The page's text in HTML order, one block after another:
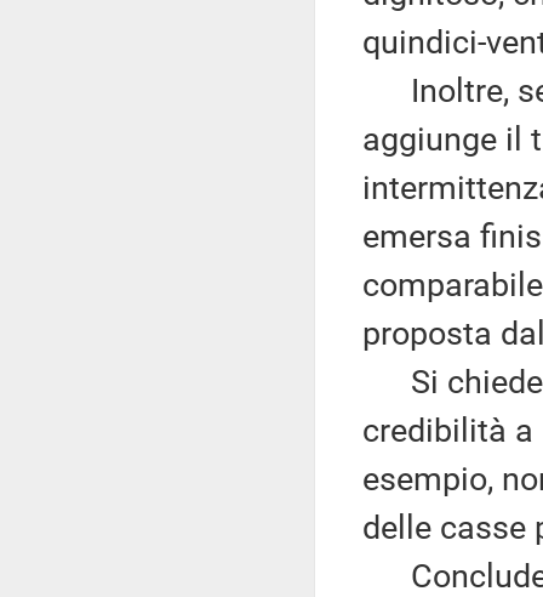
quindici-
Inoltre,
aggiunge il
emersa
proposta
Si chiede
credibilità a
esempio,
delle casse
Conclude